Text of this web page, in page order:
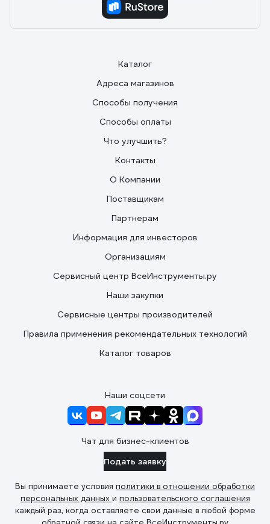
Каталог
Адреса магазинов
Способы получения
Способы оплаты
Что улучшить?
Контакты
О Компании
Поставщикам
Партнерам
Информация для инвесторов
Организациям
Сервисный центр ВсеИнструменты.ру
Наши закупки
Сервисные центры производителей
Правила применения рекомендательных технологий
Каталог товаров
Наши соцсети
Чат для бизнес-клиентов
Подать заявку
Вы принимаете условия политики в отношении обработки
персональных данных и пользовательского соглашения
каждый раз, когда оставляете свои данные в любой форме